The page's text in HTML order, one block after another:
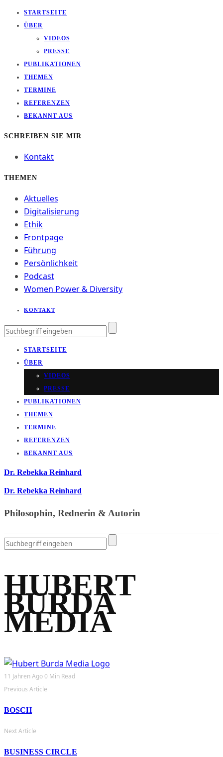
STARTSEITE
ÜBER
VIDEOS
PRESSE
PUBLIKATIONEN
THEMEN
TERMINE
REFERENZEN
BEKANNT AUS
SCHREIBEN SIE MIR
Kontakt
THEMEN
Aktuelles
Digitalisierung
Ethik
Frontpage
Führung
Persönlichkeit
Podcast
Women Power & Diversity
KONTAKT
STARTSEITE
ÜBER
VIDEOS
PRESSE
PUBLIKATIONEN
THEMEN
TERMINE
REFERENZEN
BEKANNT AUS
Dr. Rebekka Reinhard
Dr. Rebekka Reinhard
Philosophin, Rednerin & Autorin
HUBERT
BURDA
MEDIA
11 Jahren Ago0 Min Read
Previous Article
BOSCH
Next Article
BUSINESS CIRCLE